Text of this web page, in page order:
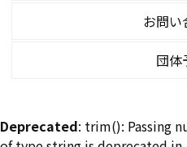
お問い
団体
Deprecated: trim(): Passing